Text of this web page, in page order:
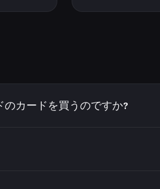
カードを買うのですか?
たアカウントへ合法的にチャージ